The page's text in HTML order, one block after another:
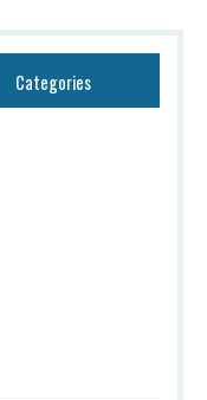
Categories